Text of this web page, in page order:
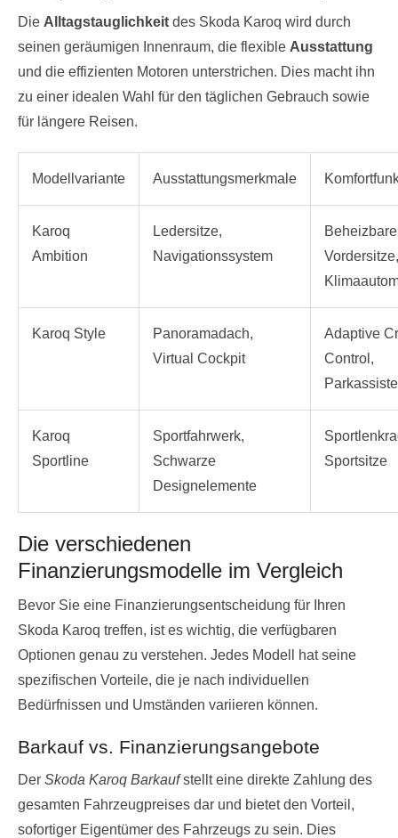
Die Alltagstauglichkeit des Skoda Karoq wird durch
seinen geräumigen Innenraum, die flexible Ausstattung
und die effizienten Motoren unterstrichen. Dies macht ihn
zu einer idealen Wahl für den täglichen Gebrauch sowie
für längere Reisen.
Modellvariante Ausstattungsmerkmale
Karoq
Ambition
Ledersitze,
Navigationssystem
Beheizbare
Vordersitze,
Karoq Style
Panoramadach,
Virtual Cockpit
Adaptive
Control,
Karoq
Sportline
Sportfahrwerk,
Schwarze
Designelemente
Sportsitze
Die verschiedenen
Finanzierungsmodelle im Vergleich
Bevor Sie eine Finanzierungsentscheidung für Ihren
Skoda Karoq treffen, ist es wichtig, die verfügbaren
Optionen genau zu verstehen. Jedes Modell hat seine
spezifischen Vorteile, die je nach individuellen
Bedürfnissen und Umständen variieren können.
Barkauf vs. Finanzierungsangebote
Der Skoda Karoq Barkaufstellt eine direkte Zahlung des
gesamten Fahrzeugpreises dar und bietet den Vorteil,
sofortiger Eigentümer des Fahrzeugs zu sein. Dies